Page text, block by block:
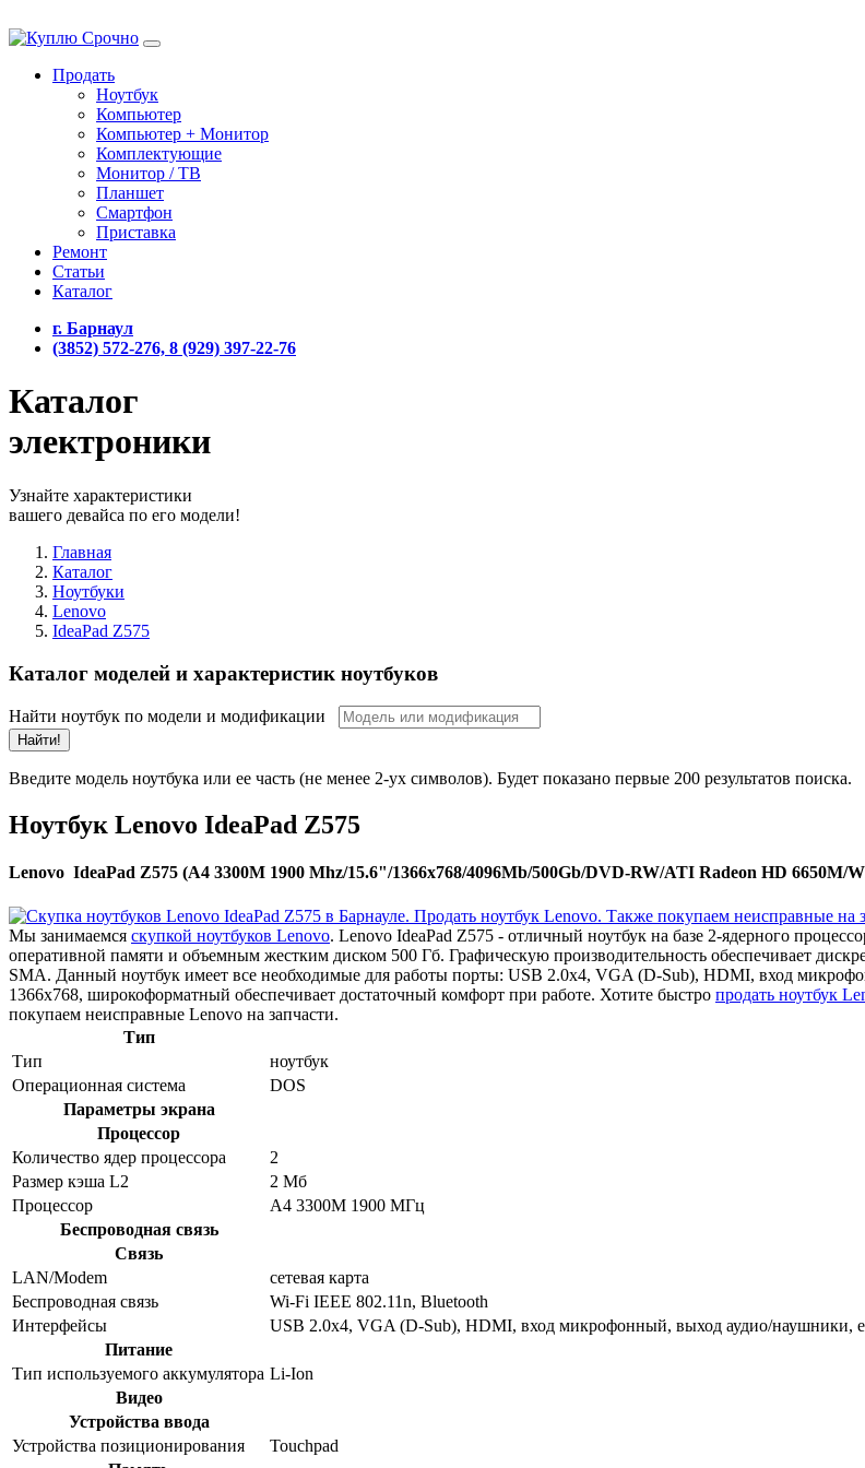
Продать
Ноутбук
Компьютер
Компьютер + Монитор
Комплектующие
Монитор / ТВ
Планшет
Смартфон
Приставка
Ремонт
Статьи
Каталог
г. Барнаул
(3852) 572-276, 8 (929) 397-22-76
Каталог
электроники
Узнайте характеристики
вашего девайса по его модели!
Главная
Каталог
Ноутбуки
Lenovo
IdeaPad Z575
Каталог моделей и характеристик ноутбуков
Найти ноутбук по модели и модификации
Найти!
Введите модель ноутбука или ее часть (не менее 2-ух символов). Будет показано первые 200 результатов поиска.
Ноутбук Lenovo IdeaPad Z575
Lenovo IdeaPad Z575 (A4 3300M 1900 Mhz/15.6"/1366x768/4096Mb/500Gb/DVD-RW/ATI Radeon HD 6650M/
Мы занимаемся скупкой ноутбуков Lenovo. Lenovo IdeaPad Z575 - отличный ноутбук на базе 2-ядерного
оперативной памяти и объемным жестким диском 500 Гб. Графическую производительность обеспечивает
SMA. Данный ноутбук имеет все необходимые для работы порты: USB 2.0x4, VGA (D-Sub), HDMI, вход
1366x768, широкоформатный обеспечивает достаточный комфорт при работе. Хотите быстро продать ноутбук
покупаем неисправные Lenovo на запчасти.
Тип
Тип
ноутбук
Операционная система
DOS
Параметры экрана
Процессор
Количество ядер процессора
2
Размер кэша L2
2 Мб
Процессор
A4 3300M 1900 МГц
Беспроводная связь
Связь
LAN/Modem
сетевая карта
Беспроводная связь
Wi-Fi IEEE 802.11n, Bluetooth
Интерфейсы
USB 2.0x4, VGA (D-Sub), HDMI, вход микрофонный, выход аудио/наушники,
Питание
Тип используемого аккумулятора Li-Ion
Видео
Устройства ввода
Устройства позиционирования
Touchpad